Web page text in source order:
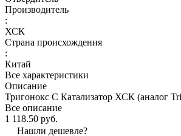
Производитель
:
ХСК
Страна происхождения
:
Китай
Все характеристики
Описание
Тригонокс С Катализатор ХСК (аналог
Все описание
1 118.50 руб.
Нашли дешевле?